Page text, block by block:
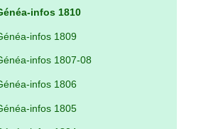
infos 1810
infos 1809
infos 1807-08
infos 1806
infos 1805